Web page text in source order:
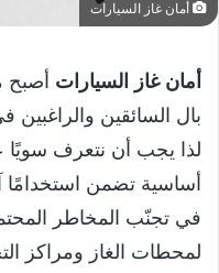
أمان غاز السيارات
أمان غاز السيارات أصبح
بال السائقين والراغبين
أساسية تضمن استخدامًا
في تجنّب المخاطر
لمحطات الغاز ومراكز